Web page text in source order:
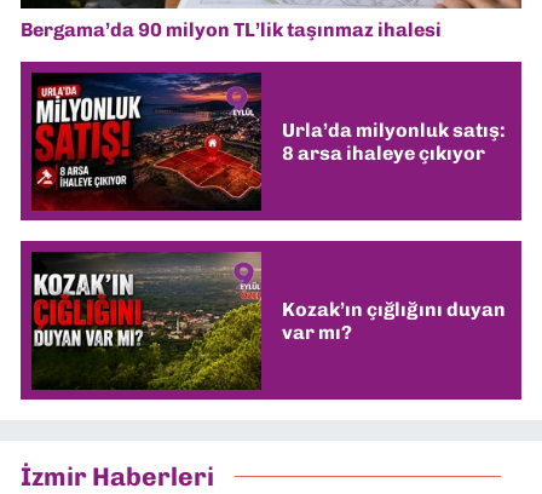
Bergama’da 90 milyon TL’lik taşınmaz ihalesi
Urla’da milyonluk satış:
8 arsa ihaleye çıkıyor
Kozak’ın çığlığını duyan
var mı?
İzmir Haberleri